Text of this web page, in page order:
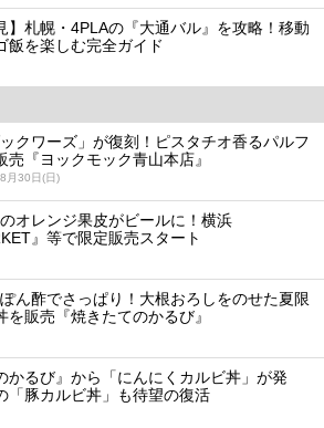
】札幌・4PLAの『大通バル』を攻略！移動
飯を楽しむ完全ガイド
クワーズ」が復刻！ピスタチオ香るパルフ
売『ヨックモック青山本店』
月30日(日)
オレンジ果皮がビールに！横浜
』等で限定販売スタート
ん酢でさっぱり！大根おろしをのせた夏限
を販売『焼きたてのかるび』
かるび』から「にんにくカルビ丼」が発
「豚カルビ丼」も待望の復活